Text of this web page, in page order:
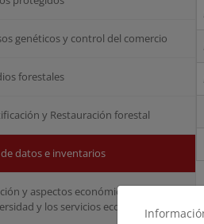
genéticos y control del comercio
forestales
y Restauración forestal
datos e inventarios
y aspectos económicos de la
y los servicios ecosistémicos